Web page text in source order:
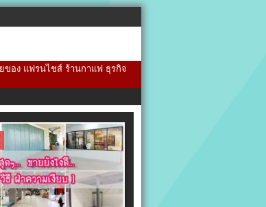
ของ แฟรนไชส์ ร้านกาแฟ ธุรกิจ